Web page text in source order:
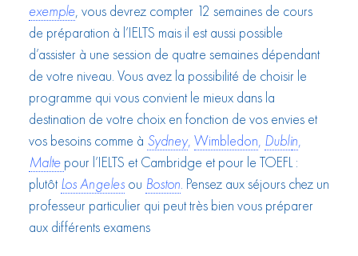
exemple, vous devrez compter 12 semaines de cours
de préparation à l’IELTS mais il est aussi possible
d’assister à une session de quatre semaines dépendant
de votre niveau. Vous avez la possibilité de choisir le
programme qui vous convient le mieux dans la
destination de votre choix en fonction de vos envies et
vos besoins comme à Sydney, Wimbledon, Dublin,
Malte pour l’IELTS et Cambridge et pour le TOEFL :
plutôtLos Angeles ou Boston. Pensez aux séjours chez un
professeur particulier qui peut très bien vous préparer
aux différents examens